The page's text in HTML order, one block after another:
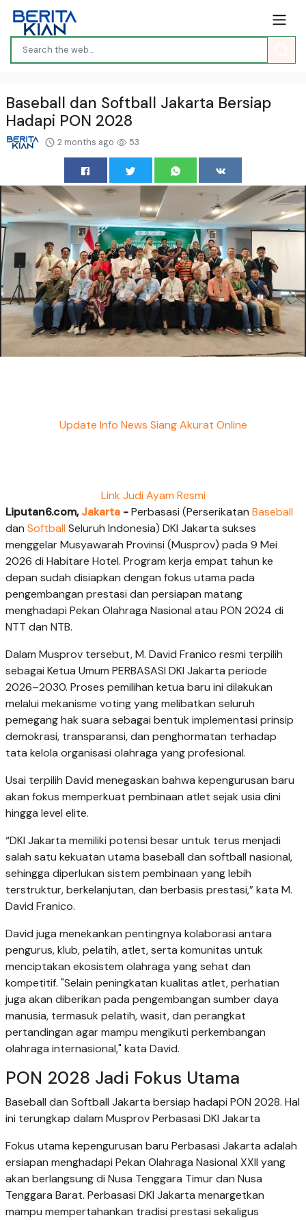
Baseball dan Softball Jakarta Bersiap
Hadapi PON 2028
2 months ago 53
Update Info News Siang Akurat Online
Link Judi Ayam Resmi
Liputan6.com,Jakarta -Perbasasi (Perserikatan Baseball
dan Softball Seluruh Indonesia) DKI Jakarta sukses
menggelar Musyawarah Provinsi (Musprov) pada 9 Mei
2026 di Habitare Hotel. Program kerja empat tahun ke
depan sudah disiapkan dengan fokus utama pada
pengembangan prestasi dan persiapan matang
menghadapi Pekan Olahraga Nasional atau PON 2024 di
NTT dan NTB.
Dalam Musprov tersebut, M. David Franico resmi terpilih
sebagai Ketua Umum PERBASASI DKI Jakarta periode
2026–2030. Proses pemilihan ketua baru ini dilakukan
melalui mekanisme voting yang melibatkan seluruh
pemegang hak suara sebagai bentuk implementasi prinsip
demokrasi, transparansi, dan penghormatan terhadap
tata kelola organisasi olahraga yang profesional.
Usai terpilih David menegaskan bahwa kepengurusan baru
akan fokus memperkuat pembinaan atlet sejak usia dini
hingga level elite.
“DKI Jakarta memiliki potensi besar untuk terus menjadi
salah satu kekuatan utama baseball dan softball nasional,
sehingga diperlukan sistem pembinaan yang lebih
terstruktur, berkelanjutan, dan berbasis prestasi,” kata M.
David Franico.
David juga menekankan pentingnya kolaborasi antara
pengurus, klub, pelatih, atlet, serta komunitas untuk
menciptakan ekosistem olahraga yang sehat dan
kompetitif. "Selain peningkatan kualitas atlet, perhatian
juga akan diberikan pada pengembangan sumber daya
manusia, termasuk pelatih, wasit, dan perangkat
pertandingan agar mampu mengikuti perkembangan
olahraga internasional," kata David.
PON 2028 Jadi Fokus Utama
Baseball dan Softball Jakarta bersiap hadapi PON 2028. Hal
ini terungkap dalam Musprov Perbasasi DKI Jakarta
Fokus utama kepengurusan baru Perbasasi Jakarta adalah
ersiapan menghadapi Pekan Olahraga Nasional XXII yang
akan berlangsung di Nusa Tenggara Timur dan Nusa
Tenggara Barat. Perbasasi DKI Jakarta menargetkan
mampu mempertahankan tradisi prestasi sekaligus